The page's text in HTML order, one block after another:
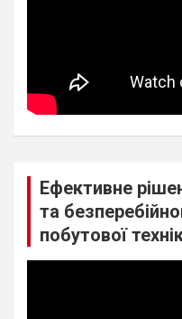
Ефективне
та
побутової